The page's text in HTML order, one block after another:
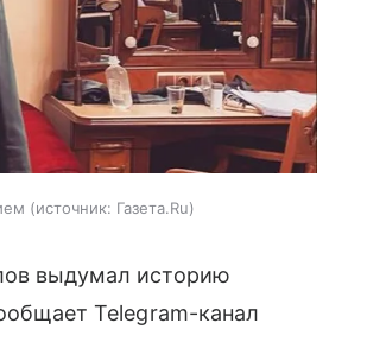
источник: Газета.Ru
выдумал историю
Telegram-канал